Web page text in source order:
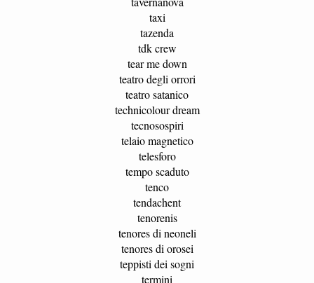
taxi
tazenda
tdk crew
tear me down
teatro degli orrori
teatro satanico
technicolour dream
tecnosospiri
telaio magnetico
telesforo
tempo scaduto
tenco
tendachent
tenorenis
tenores di neoneli
tenores di orosei
teppisti dei sogni
termini